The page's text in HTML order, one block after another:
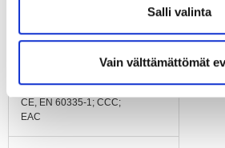
Salli valinta
Vain välttämättömät
Sähköinen kytkentä
Hyväksynnät
CE, EN 60335-1; CCC;
EAC